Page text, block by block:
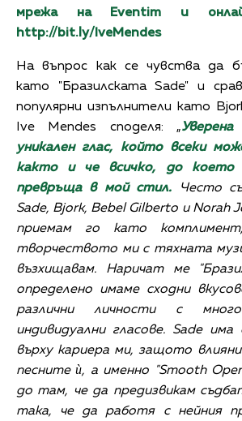
мрежа на Eventim и
http://bit.ly/IveMendes
На въпрос как се чувства да
като "Бразилската Sade" и
популярни изпълнители като
Ive Mendes споделя: „
уникален глас, който всеки
както и че всичко, до което
превръща в мой стил. Често
Sade, Bjork, Bebel Gilberto и Norah
приемам го като
творчеството ми с тяхната
възхищавам. Наричат ме
определено имаме сходни
различни личности с
индивидуални гласове. Sade има
върху кариера ми, защото
песните ѝ, а именно "Smooth
до там, че да предизвикам
така, че да работя с нейния